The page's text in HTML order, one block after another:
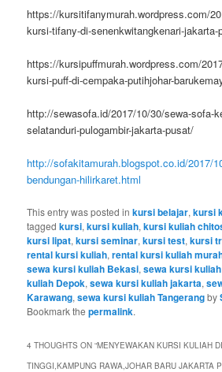
https://kursitifanymurah.wordpress.com/
kursi-tifany-di-senenkwitangkenari-jakarta-
https://kursipuffmurah.wordpress.com/
kursi-puff-di-cempaka-putihjohar-
http://sewasofa.id/2017/10/30/sewa-sofa-
selatanduri-pulogambir-jakarta-pusat/
http://sofakitamurah.blogspot.co.id/2017/
bendungan-hilirkaret.html
This entry was posted inkursi belajar,kursi
taggedkursi,kursi kuliah,kursi kuliah
kursi lipat,kursi seminar,kursi test,kursi
rental kursi kuliah,rental kursi kuliah
sewa kursi kuliah Bekasi,sewa kursi
kuliah Depok,sewa kursi kuliah jakarta,
Karawang,sewa kursi kuliah Tangerangby
Bookmark thepermalink.
4 THOUGHTS ON “MENYEWAKAN KURSI KULIAH
TINGGI,KAMPUNG RAWA,JOHAR BARU JAKARTA